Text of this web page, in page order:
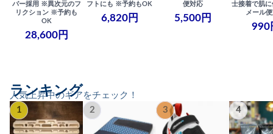
バー採用 ※異次元のフ
リクション ※予約も
OK
28,600円
フトにも ※予約もOK
6,820円
便対応
5,500円
士接着で肌
メール
990
人気上昇中のギアをチェック！
ランキング
1 2 3 4